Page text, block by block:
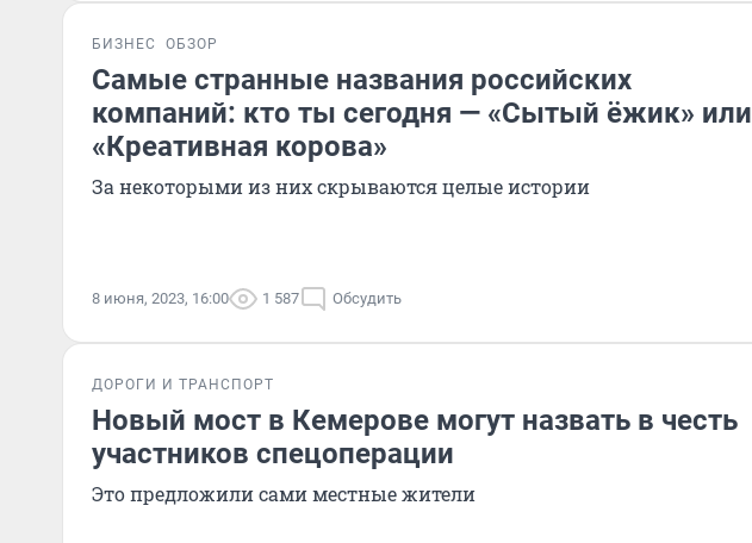
БИЗНЕС ОБЗОР
Самые странные названия российских
компаний: кто ты сегодня — «Сытый ёжик» или
«Креативная корова»
За некоторыми из них скрываются целые истории
8 июня, 2023, 16:00 1 587 Обсудить
ДОРОГИ И ТРАНСПОРТ
Новый мост в Кемерове могут назвать в честь
участников спецоперации
Это предложили сами местные жители